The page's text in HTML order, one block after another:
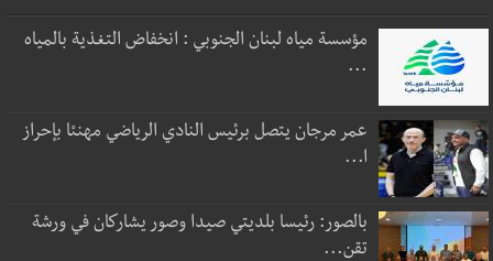
مؤسسة مياه لبنان الجنوبي : انخفاض التغذية بالمياه
...
عمر مرجان يتصل برئيس النادي الرياضي مهنئا بإحراز
ا...
بالصور: رئيسا بلديتي صيدا وصور يشاركان في ورشة
تقن...